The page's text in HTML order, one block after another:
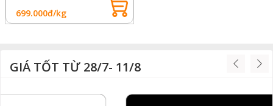
699.000đ/kg
GIÁ TỐT TỪ 28/7- 11/8